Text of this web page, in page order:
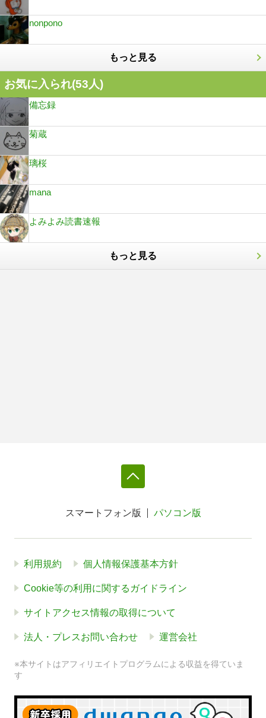
nonpono
もっと見る
お気に入られ(53人)
備忘録
菊蔵
璃桜
mana
よみよみ読書速報
もっと見る
スマートフォン版 パソコン版
利用規約 個人情報保護基本方針
Cookie等の利用に関するガイドライン
サイトアクセス情報の取得について
法人・プレスお問い合わせ 運営会社
※本サイトはアフィリエイトプログラムによる収益を得ていま
す